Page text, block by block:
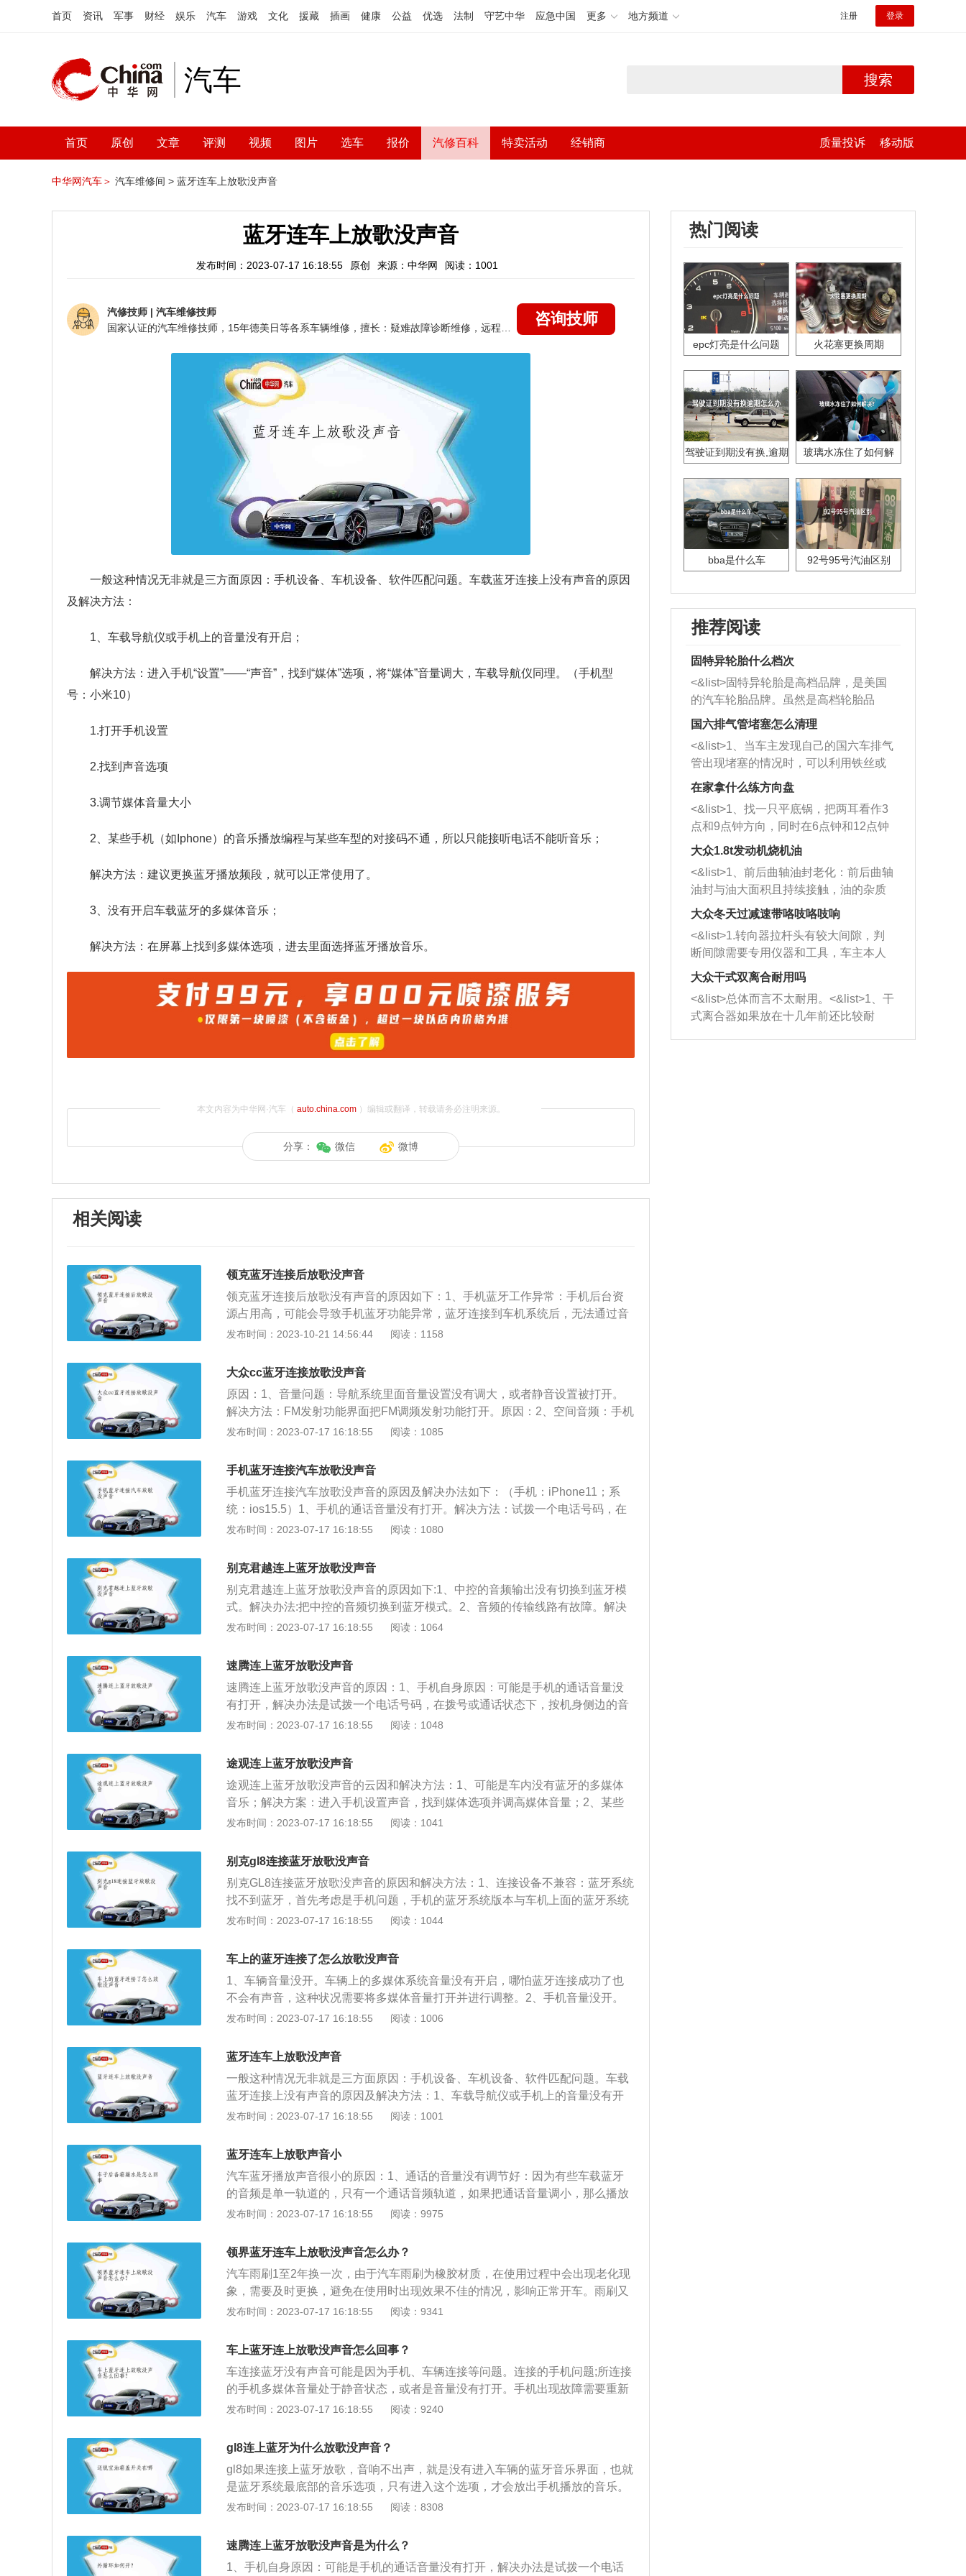
首页 资讯 军事 财经 娱乐 汽车 游戏 文化 援藏 插画 健康 公益 优选 法制 守艺中华 应急中国 更多 地方频道 注册 登录
汽车 搜索
首页 原创 文章 评测 视频 图片 选车 报价 汽修百科 特卖活动 经销商 质量投诉 移动版
中华网汽车＞ 汽车维修间 > 蓝牙连车上放歌没声音
蓝牙连车上放歌没声音
发布时间：2023-07-17 16:18:55 原创 来源：中华网 阅读：1001
汽修技师 | 汽车维修技师
咨询技师
一般这种情况无非就是三方面原因：手机设备、车机设备、软件匹配问题。车载蓝牙连接上没有声音的原因
及解决方法：
1、车载导航仪或手机上的音量没有开启；
解决方法：进入手机“设置”——“声音”，找到“媒体”选项，将“媒体”音量调大，车载导航仪同理。（手机型
号：小米10）
1.打开手机设置
2.找到声音选项
3.调节媒体音量大小
2、某些手机（如Iphone）的音乐播放编程与某些车型的对接码不通，所以只能接听电话不能听音乐；
解决方法：建议更换蓝牙播放频段，就可以正常使用了。
3、没有开启车载蓝牙的多媒体音乐；
解决方法：在屏幕上找到多媒体选项，进去里面选择蓝牙播放音乐。
本文内容为中华网·汽车（ auto.china.com）编辑或翻译，转载请务必注明来源。
分享： 微信 微博
相关阅读
领克蓝牙连接后放歌没声音
领克蓝牙连接后放歌没有声音的原因如下：1、手机蓝牙工作异常：手机后台资
源占用高，可能会导致手机蓝牙功能异常，蓝牙连接到车机系统后，无法通过音
响系统播放手机音频。重启手机后，重新尝试连接到车辆。2、播放源设置不
辆音响播放手机蓝牙音乐。在车机系统将媒体播放源设置为蓝牙播放，车主可自
行操作。3、车机系统不兼容：车机系统完善程度不高，运行不稳定，会导致车
辆蓝牙功能异常，出现蓝牙连接时断时续、蓝牙播放卡滞或无法正常播放等情
况。4、手机音量没有开启，将媒体的音量调高即可。5、手机程序与车型对接码
不匹配：更换蓝牙的播放频段，这样就可以正常使用蓝牙听音乐。6、没有开启
7、手机音频没有关掉：进入手机的蓝牙设置界面，关掉其中的媒体音频并保持
手机音频。
发布时间：2023-10-21 14:56:44 阅读：1158
大众cc蓝牙连接放歌没声音
原因：1、音量问题：导航系统里面音量设置没有调大，或者静音设置被打开。
解决方法：FM发射功能界面把FM调频发射功能打开。原因：2、空间音频：手机
上空间音频没有关掉，导致蓝牙功能产生信号干扰。解决方法：进入到手机蓝牙
版本系统）第一步打开手机上的设置然后点击蓝牙功能选择点击需要连接的设备
点击关闭空间音频开关原因：3、喇叭线：喇叭线断裂或者损坏。解决方法：换
一根线或者换一个喇叭。原因：4、声音默认：手机导航软件声音默认为手机音
频输出。解决方法：将手机导航中车载蓝牙声道选择媒体声道即可。
发布时间：2023-07-17 16:18:55 阅读：1085
手机蓝牙连接汽车放歌没声音
手机蓝牙连接汽车放歌没声音的原因及解决办法如下：（手机：iPhone11；系
统：ios15.5）1、手机的通话音量没有打开。解决方法：试拨一个电话号码，在
拨号或通话状态下，按机身侧边的音量上键，即可调大声音。2、车载导航仪一
手机根本没有配对连接上。解决方法：手机连接车载蓝牙方法如下：（手机：iPh
one13；系统：iOS15）（1）首先我们打开手机上边的【设置】。（2）接着点
击设置列表的【蓝牙】。（3）接着我们点击右边【开启】蓝牙功能。（4）然后
我们点击车载蓝牙的名称，（车载蓝牙的名称以IXB-B06为例）即可连接。4、可
能是手机上的媒体音频没有关掉，导致蓝牙功能产生了信号的干扰。解决办法：
以解决这一问题。5、有可能是使用的手机音乐播放编程，和现在的车型对接码
不匹配。解决办法：这种情况就只能接听电话，但是不可以听音乐，这时车主可
以更换蓝牙的播放频段，就能正常使用了。以下是更换蓝牙频段的具体步骤：
孔之中。之后再去根据屏幕上面显示出来的调频数字，再去按下车载蓝牙的调频
频段相同的数字，也就是代表需要处于相同的频率之中。（3）之后车主就能根
据自身的习惯，把音量调节到合适的状态下即可。6、系统软件版本太旧，会影
响很多功能无法使用。解决办法：需要将车送到4S店升级系统版本。7、车辆没
有把播放源切换到蓝牙模式。解决办法：打开汽车多媒体的面板的设置界面，点
媒体选项，进去里面选择蓝牙播放音乐。有关车载蓝牙的资料如下：1、蓝牙免
提：也可以叫做车载蓝牙或车载免提，它通过蓝牙无线音频传输实现手机到蓝牙
耳机或者蓝牙音箱的声音无线转换。2、作用：主要功能为在正常行驶中用蓝牙
技术与手机连接进行免提通话，达到解放双手，降低交通肇事隐患的目的。
发布时间：2023-07-17 16:18:55 阅读：1080
别克君越连上蓝牙放歌没声音
别克君越连上蓝牙放歌没声音的原因如下:1、中控的音频输出没有切换到蓝牙模
式。解决办法:把中控的音频切换到蓝牙模式。2、音频的传输线路有故障。解决
办法:到维修厂修理音频的传输线路。3、音响触点烧蚀或线圈故障。解决办法:到
5、中控的音频设置成了静音模式。解决办法:关闭中控的音频静音模式。以下是
关于车载蓝牙的拓展资料:1、作用:在正常行驶中用蓝牙技术与手机连接进行免提
通话，解放双手，降低交通肇事隐患。汽车蓝牙可以自动辨识移动电话，不需要
电缆或电话托架便可与手机联机，车主可以不接触手机，甚至是双手保持在方向
盘上，就可以控制手机，用语音指令控制接听或拨打电话。2、简介:蓝牙技术是
备之间的通信环境建立通用的无线电空中接口，将通信技术与计算机技术进一步
结合起来，使各种3C设备在没有电线或电缆相互连接的情况下，能在近距离范围
内实现相互通信或操作。
发布时间：2023-07-17 16:18:55 阅读：1064
速腾连上蓝牙放歌没声音
速腾连上蓝牙放歌没声音的原因：1、手机自身原因：可能是手机的通话音量没
有打开，解决办法是试拨一个电话号码，在拨号或通话状态下，按机身侧边的音
量上键，即可调大声音。2、车载导航仪故障：也可能是车载导航仪一体机的音
本没有配对连接上，仔细检查一遍手机连接的蓝牙是否是车载蓝牙。速腾（Sagit
ar）是一汽-大众旗下的合资A+级三厢轿车品牌，该车于2006年4月9日投入中国
市场，其前身为德国大众汽车旗下第五代捷达（Jetta）轿车，定位为“德系高性能
轿车”。2020年11月，2021款速腾正式上市，该车型为年度改款，全系增加了车
联网、8.0英寸彩色液晶仪表等功能。
发布时间：2023-07-17 16:18:55 阅读：1048
途观连上蓝牙放歌没声音
途观连上蓝牙放歌没声音的云因和解决方法：1、可能是车内没有蓝牙的多媒体
音乐；解决方案：进入手机设置声音，找到媒体选项并调高媒体音量；2、某些
手机的音乐播放编程与某些车型的对接码不同，所以只能接听电话不能听音乐；
的多媒体音乐；解决方法：在屏幕上找到多媒体选项，进去里面选择蓝牙播放音
乐；4、手机上的媒体音频没有关掉，导致蓝牙功能产生信号干扰；解决方法：
先要进入到手机的蓝牙设置界面，里面有手机音频和媒体音频两个选项，连接汽
车蓝牙后这两个选项都是默认打开的，需要其中的媒体音频关掉并保留手机音
频，这样就可以保证蓝牙通话、汽车播放音乐（或收音机）和手机播报道航声音
设计理念，时尚动感的外观，流畅自然的车身侧，让德系车始终保持稳重内敛。
尾部和侧面的造型也给人以经典而吸引人的第一直觉，尾灯和大灯相互辉映，呈
现出前后统一的风格。配置方面，内饰采用黑色和暖米色的稳定搭配作为主色
感极佳，而且功能更加齐全。后排中央扶手、带化妆镜的遮阳板、手套箱制冷功
发布时间：2023-07-17 16:18:55 阅读：1041
别克gl8连接蓝牙放歌没声音
别克GL8连接蓝牙放歌没声音的原因和解决方法：1、连接设备不兼容：蓝牙系统
找不到蓝牙，首先考虑是手机问题，手机的蓝牙系统版本与车机上面的蓝牙系统
版本相互不兼容就会导致无法正常连接。特别是很多的安卓手机都会出现这种故
否可以正常地连接，如果可以正常连接，说明是上一个手机的问题；2、蓝牙模
块故障：出现找不到蓝牙这种故障如果不是软件方面的问题，那主要还是硬件上
面的问题。主要是这个车机系统当中的蓝牙模块的问题，这种故障一般在售后4S
店都是直接更换总成，在外面的修理厂能修复的店铺还是比较少的，而且修复费
用相对较高；解决办法：更换新的车机总成，如果确定是硬件的故障的话，没有
整体免费索赔更换。
发布时间：2023-07-17 16:18:55 阅读：1044
车上的蓝牙连接了怎么放歌没声音
1、车辆音量没开。车辆上的多媒体系统音量没有开启，哪怕蓝牙连接成功了也
不会有声音，这种状况需要将多媒体音量打开并进行调整。2、手机音量没开。
手机的音量没有打开，或者设置成静音模式，都会导致没有声音，应该先将手机
导致没声音，将导航声音打开即可。4、代码不匹配。手机的音乐播放编程与车
辆的对接码不匹配，所以只能接听电话不能听音乐，需要更换蓝牙播放频段。
5、版本问题。可能是手机播放器的版本不是最新版本，建议先将版本升级再使
用。6、信号干扰。车内的电子产品过多或者是经过信号弱的地方，可能会干扰
蓝牙信号，导致播放失败，这种情况要将信号干扰排除才能播放音乐。7、音频
无法听到声音，需要在手机的蓝牙设置中把音频转到连接的蓝牙设备上。8、关
掉媒体音频。可能是因为手机上的媒体音频没有关掉，导致蓝牙功能产生信号干
扰。需要进入到手机的蓝牙设置，关掉媒体音频并保留手机音频。车载蓝牙设备
要先和手机进行连接配对，大部分的初始密码是1234或者0000，完成连接后就可
发布时间：2023-07-17 16:18:55 阅读：1006
蓝牙连车上放歌没声音
一般这种情况无非就是三方面原因：手机设备、车机设备、软件匹配问题。车载
蓝牙连接上没有声音的原因及解决方法：1、车载导航仪或手机上的音量没有开
启；解决方法：进入手机“设置”——“声音”，找到“媒体”选项，将“媒体”音量调大，
媒体音量大小2、某些手机（如Iphone）的音乐播放编程与某些车型的对接码不
通，所以只能接听电话不能听音乐；解决方法：建议更换蓝牙播放频段，就可以
正常使用了。3、没有开启车载蓝牙的多媒体音乐；解决方法：在屏幕上找到多
媒体选项，进去里面选择蓝牙播放音乐。
发布时间：2023-07-17 16:18:55 阅读：1001
蓝牙连车上放歌声音小
汽车蓝牙播放声音很小的原因：1、通话的音量没有调节好：因为有些车载蓝牙
的音频是单一轨道的，只有一个通话音频轨道，如果把通话音量调小，那么播放
音乐的音量也会很小，在通话界面才可以调节音量；解决办法：车主需要拨打一
开：有些车载蓝牙和导航是连接在一起的，如果关闭了导航的声音也会一起关闭
所有的设备的声音；解决办法：车主需要进入车载设备的设置，关闭静音模式即
可；3、使用了手机的蓝牙进行播放：手机设置了静音模式，导致车载蓝牙的声
音很小或者没有；解决办法：车主需在手机上调节音量才可以解决问题；4、蓝
牙不兼容：如果不是音量没打开，那么很可能是蓝牙不兼容，每辆车搭载的蓝牙
决办法：建议清除此前的保存设置，并重新进行配对即可，若车主个人无法完成
消除，可到4S店或者汽车修理店就行消除；5、信号干扰：汽车不断进行移动，
地理位置一直在变化，加上汽车和手机长时间保持高频连接，容易受到其他信号
重新连接蓝牙即可；6、卡顿：随着使用时间的增长，手机会产生越来越多的运
重启后再重新匹配；7、蓝牙设备损坏：蓝牙设备损坏也是有可能是的，其中包
括话筒堵塞、送话器故障、电子元件漏电、音频损坏等都有可能；解决办法：建
议车主到4S店或者汽车修理店进行蓝牙设备的更换，车主个人无法完成。
发布时间：2023-07-17 16:18:55 阅读：9975
领界蓝牙连车上放歌没声音怎么办？
汽车雨刷1至2年换一次，由于汽车雨刷为橡胶材质，在使用过程中会出现老化现
象，需要及时更换，避免在使用时出现效果不佳的情况，影响正常开车。雨刷又
称为刮水器、水拨、雨刮器或挡风玻璃雨刷，是用来刷刮除附着于车辆挡风玻璃
求，几乎所有地方的汽车都带有雨刷。掀背车及休旅车等车辆的后车窗也装有雨
刷。除了汽车外，其他运输工具也设置了雨刷，像是火车、电车等。
发布时间：2023-07-17 16:18:55 阅读：9341
车上蓝牙连上放歌没声音怎么回事？
车连接蓝牙没有声音可能是因为手机、车辆连接等问题。连接的手机问题;所连接
的手机多媒体音量处于静音状态，或者是音量没有打开。手机出现故障需要重新
启动车辆车机的问题：车辆车机出现了问题，需要重新启动。连接出现问题需要
接，第一次连接的时候需要先搜索配对，配对成功后就可以记住，下次就可以自
动连接，手机和车载是平等支持互相连接。
发布时间：2023-07-17 16:18:55 阅读：9240
gl8连上蓝牙为什么放歌没声音？
gl8如果连接上蓝牙放歌，音响不出声，就是没有进入车辆的蓝牙音乐界面，也就
是蓝牙系统最底部的音乐选项，只有进入这个选项，才会放出手机播放的音乐。
蓝牙连接方法：开启车载蓝牙；打开手机的蓝牙功能，并将手机蓝牙设置为“所有
对连接，如提示需输入密码，则输入配对密码为：0000（有的蓝牙配对密码为12
34或8888），完成配对后则连接成功。可车载蓝牙上拨打和接听电话；在手机上
播放音乐，可在车载蓝牙设备上欣赏音乐。蓝牙是一种无线技术标准，可实现固
发布时间：2023-07-17 16:18:55 阅读：8308
速腾连上蓝牙放歌没声音是为什么？
1、手机自身原因：可能是手机的通话音量没有打开，解决办法是试拨一个电话
热门阅读
epc灯亮是什么问题 火花塞更换周期
驾驶证到期没有换,逾期
玻璃水冻住了如何解
bba是什么车 92号95号汽油区别
推荐阅读
固特异轮胎什么档次
<&list>固特异轮胎是高档品牌，是美国
的汽车轮胎品牌。虽然是高档轮胎品
牌，但是中高低端的轮胎都有生产，这
也是为了更好的开拓市场。
国六排气管堵塞怎么清理
<&list>1、当车主发现自己的国六车排气
管出现堵塞的情况时，可以利用铁丝或
者是细棍，直接将杂物给取出来，如果
堵塞情况比较严重，也可以采取应急措
施。 <&list>2、直接利用木棍将所有的
杂物推到排气管里面的位置处，然后将
三元催化器拆解开，就可以将堵塞的东
西取出来。但如果是因为积碳过多引起
的堵塞，就需要将三元催化器泡在草酸
洗剂对堵塞的情况得到解决，将清洗剂
放在燃油箱中，与燃油混合后，车辆启
动时，就可以和汽油一起进入到燃烧
室，最后形成废气排出，就可以让三元
催化器得到清洗，排气管堵塞的情况就
能够得到解决。
在家拿什么练方向盘
<&list>1、找一只平底锅，把两耳看作3
点和9点钟方向，同时在6点钟和12点钟
方向做一个标记。 <&list>2、双手握住
一圈半的练习，往右同样也要打相同的
圈数。 <&list>3、最后强调要反复练
习，这样就可以形成肌肉记忆，在真实
驾驶车辆时，不需要记忆也能打好方
向。
大众1.8t发动机烧机油
<&list>1、前后曲轴油封老化：前后曲轴
油封与油大面积且持续接触，油的杂质
和发动机内持续温度变化使其密封效果
逐渐减弱，导致渗油或漏油。<&list>2、
活塞间隙过大：积碳会使活塞环与缸体
的间隙扩大，导致机油流入燃烧室中，
造成烧机油。<&list>3、机油粘度。使用
机油粘度过小的话，同样会有烧机油现
象，机油粘度过小具有很好的流动性，
大众冬天过减速带咯吱咯吱响
<&list>1.转向器拉杆头有较大间隙，判
断间隙需要专用仪器和工具，车主本人
无法制作，需要将车辆送到修理厂或4s
店；<&list>2.车辆半轴套管防尘罩破
裂，破裂后会出现漏油现象，使半轴磨
损严重，磨损的半轴容易损坏，产生异
响；<&list>3.稳定器的转向胶套和球头
大众干式双离合耐用吗
<&list>总体而言不太耐用。<&list>1、干
式离合器如果放在十几年前还比较耐